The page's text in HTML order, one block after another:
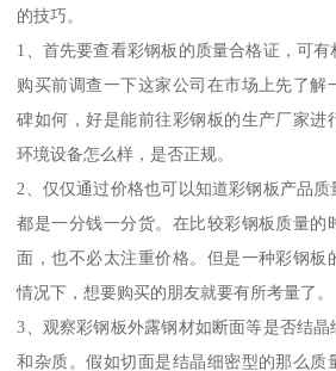
的技巧。
1、首先要查看彩钢板的质量合格证，可
购买前调查一下这家公司在市场上先了解
碑如何，好是能前往彩钢板的生产厂家进
环境设备怎么样，是否正规。
2、仅仅通过价格也可以知道彩钢板产品
都是一分钱一分货。在比较彩钢板质量的
面，也不必太注重价格。但是一种彩钢板
情况下，想要购买的朋友就要有所考量了。
3、观察彩钢板外露钢材如断面等是否结
和杂质。假如切面是结晶细密型的那么质